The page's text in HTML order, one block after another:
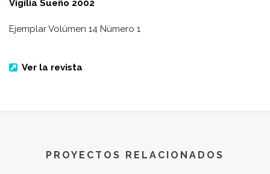
Vigilia Sueño 2002
Ejemplar Volúmen 14 Número 1
Ver la revista
PROYECTOS RELACIONADOS